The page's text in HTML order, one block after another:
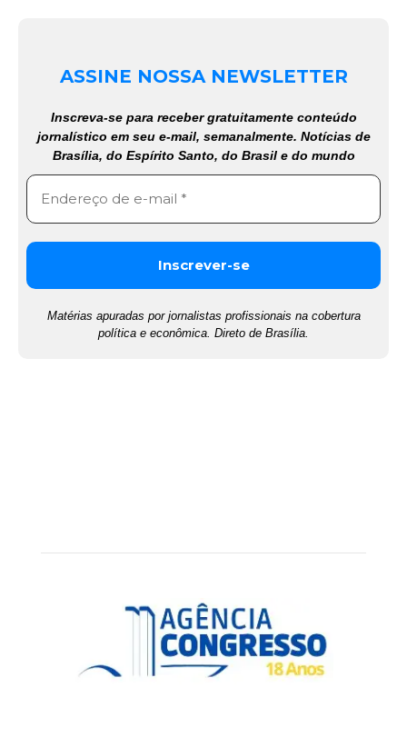
ASSINE NOSSA NEWSLETTER
Inscreva-se para receber gratuitamente conteúdo
jornalístico em seu e-mail, semanalmente. Notícias de
Brasília, do Espírito Santo, do Brasil e do mundo
Matérias apuradas por jornalistas profissionais na cobertura
política e econômica. Direto de Brasília.